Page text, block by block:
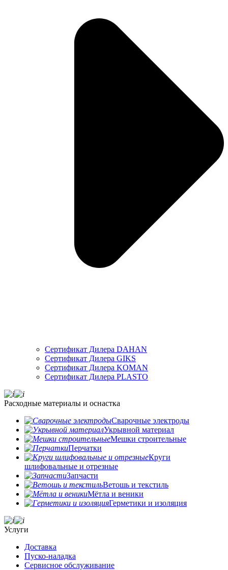
Сертификат Дилера DAHAN
Сертификат Дилера GIKS
Сертификат Дилера KOMAN
Сертификат Дилера PLASTO
Расходные материалы и оснастка
Сварочные электроды
Укрывной материал
Мешки строительные
Перчатки
Круги
шлифовальные и отрезные
Запчасти
Ветошь и текстиль
Мётла и веники
Герметики и изоляция
Услуги
Доставка
Пуско-наладка
Сервисное обслуживание